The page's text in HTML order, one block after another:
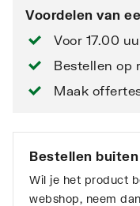
Voordelen van
Voor 17.00
Bestellen op
Maak
Bestellen
Wil je het product
webshop, neem